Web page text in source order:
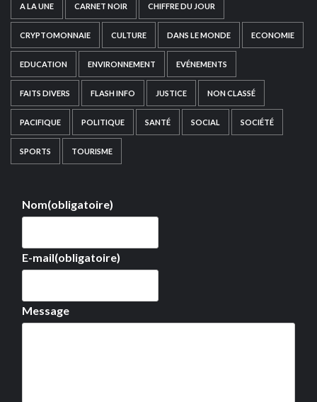
A LA UNE CARNET NOIR CHIFFRE DU JOUR
CRYPTOMONNAIE CULTURE DANS LE MONDE ECONOMIE
EDUCATION ENVIRONNEMENT EVÉNEMENTS
FAITS DIVERS FLASH INFO JUSTICE NON CLASSÉ
PACIFIQUE POLITIQUE SANTÉ SOCIAL SOCIÉTÉ
SPORTS TOURISME
Nom(obligatoire)
E-mail(obligatoire)
Message